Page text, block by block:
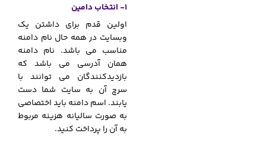
1- انتخاب دامین
اولین قدم برای داشتن یک
وبسایت در همه حال نام دامنه
مناسب می باشد. نام دامنه
همان آدرسی می باشد که
بازدیدکنندگان می توانند با
سرچ آن به سایت شما دست
یابند. اسم دامنه باید اختصاصی
به صورت سالیانه هزینه مربوط
به آن را پرداخت کنید.